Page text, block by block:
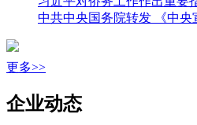
更多>>
企业动态